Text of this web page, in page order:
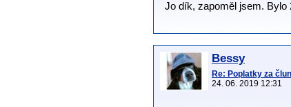
Jo dík, zapoměl jsem. Bylo
Bessy
Re: Poplatky za
24. 06. 2019 12:31